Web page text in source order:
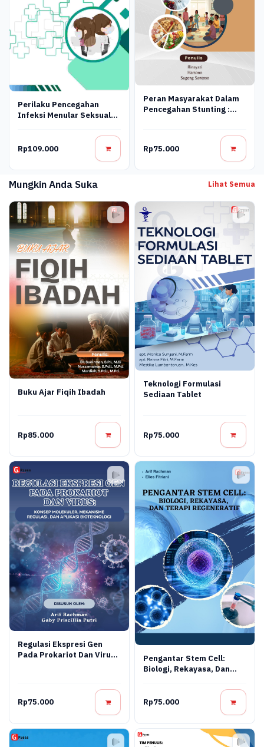
Perilaku Pencegahan
Infeksi Menular Seksual
Rp109.000
Peran Masyarakat Dalam
Pencegahan Stunting :
Rp75.000
Mungkin Anda Suka Lihat Semua
Buku Ajar Fiqih Ibadah
Rp85.000
Teknologi Formulasi
Sediaan Tablet
Rp75.000
Regulasi Ekspresi Gen
Pada Prokariot Dan Virus:
Rp75.000
Pengantar Stem Cell:
Biologi, Rekayasa, Dan
Rp75.000